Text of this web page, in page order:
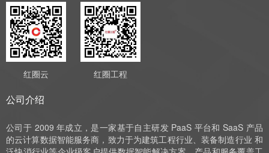
红圈云 红圈工程
公司介绍
公司于 2009 年成立，是一家基于自主研发 PaaS 平台和 SaaS 产品
的云计算数据智能服务商，致力于为建筑工程行业、装备制造行业 和